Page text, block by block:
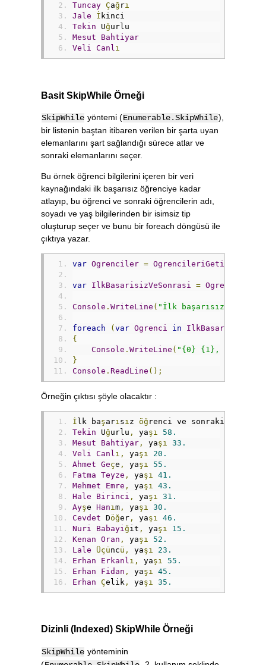
Tuncay Çağ rı
Jale
İ kinci
Tekin Uğurlu
Mesut
Bahtiyar
Veli Canlı
Basit SkipWhile Örneği
SkipWhile yöntemi (Enumerable.SkipWhile),
bir listenin baştan itibaren verilen bir şarta uyan
elemanlarını şart sağlandığı sürece atlar ve
sonraki elemanlarını seçer.
Bu örnek öğrenci bilgilerini içeren bir veri
kaynağındaki ilk başarısız öğrenciye kadar
atlayıp, bu öğrenci ve sonraki öğrencilerin adı,
soyadı ve yaş bilgilerinden bir isimsiz tip
oluşturup seçer ve bunu bir foreach döngüsü ile
çıktıya yazar.
var Ogrenciler = OgrencileriGetir
var IlkBasarisizVeSonrasi = Ogrenciler
Console . WriteLine ( "İlk başarısız
foreach ( var Ogrenci in
{
Console . WriteLine ( "{0} {1}, yaşı
}
Console . ReadLine ();
Örneğin çıktısı şöyle olacaktır :
İ lk başarı sı z öğ renci ve sonraki
Tekin Uğurlu , yaşı
58.
Mesut
Bahtiyar , yaşı
33.
Veli
Canl ı, yaşı
20.
Ahmet Geçe , yaşı
55.
Fatma Teyze , yaşı
41.
Mehmet
Emre , yaşı
43.
Hale
Birinci , yaşı
31.
Ayşe Hanı m , yaşı
30.
Cevdet Döğer , yaşı
46.
Nuri
Babayi ğit , yaşı
15.
Kenan Oran , yaşı
52.
Lale
Üçüncü, yaşı
23.
Erhan
Erkanl ı, yaşı
55.
Erhan
Fidan , yaşı
45.
Erhan Çelik , yaşı 35.
Dizinli (Indexed) SkipWhile Örneği
SkipWhile yönteminin